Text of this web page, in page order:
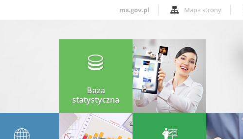
ms.gov.pl Mapa strony
Baza
statystyczna